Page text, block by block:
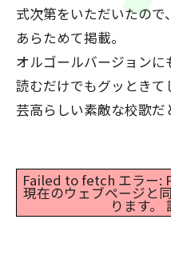
式次第をいただいたので、
あらためて掲載。
オルゴールバージョン
読むだけでもグッときて
芸高らしい素敵な校歌だ
Failed to fetch エラー:
現在のウェブページと
ります。